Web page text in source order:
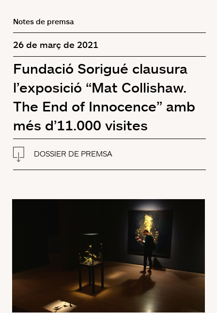
Notes de premsa
26 de març de 2021
Fundació Sorigué clausura
l’exposició “Mat Collishaw.
The End of Innocence” amb
més d’11.000 visites
DOSSIER DE PREMSA